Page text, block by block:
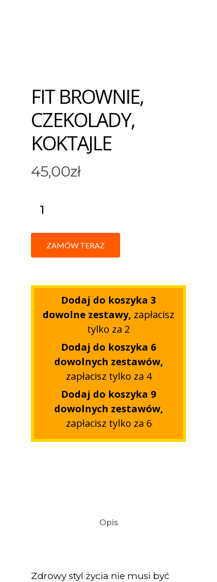
FIT BROWNIE,
CZEKOLADY,
KOKTAJLE
45,00zł
ZAMÓW TERAZ
Dodaj do koszyka 3
dowolne zestawy, zapłacisz
tylko za 2
Dodaj do koszyka 6
dowolnych zestawów,
zapłacisz tylko za 4
Dodaj do koszyka 9
dowolnych zestawów,
zapłacisz tylko za 6
Opis
Zdrowy styl życia nie musi być